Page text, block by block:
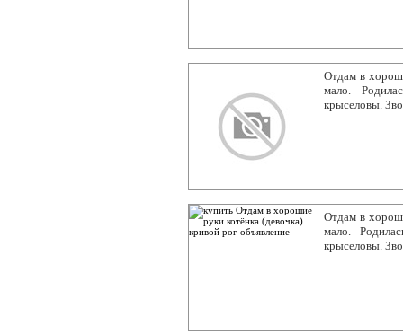
Отдам в
мало.
крыселовы.
Отдам в
мало.
крыселовы.